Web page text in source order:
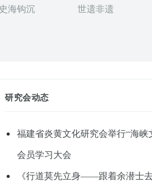
史海钩沉 世遗非遗
研究会动态
福建省炎黄文化研究会举行“海峡
会员学习大会
《行道莫先立身——跟着余潜士